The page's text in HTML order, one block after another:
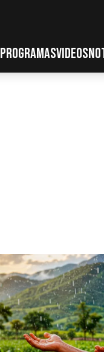
PROGRAMASVIDEOS